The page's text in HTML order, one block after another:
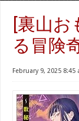
[裏山お
る冒険
February 9, 2025 8:45